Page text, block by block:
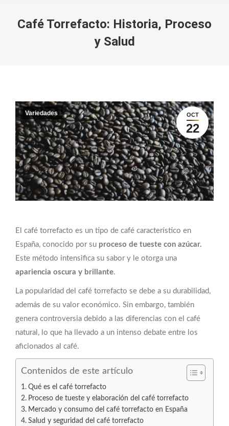
Café Torrefacto: Historia, Proceso
y Salud
OCT
22
Variedades
El café torrefacto es un tipo de café característico en
España, conocido por su proceso de tueste con azúcar.
Este método intensifica su sabor y le otorga una
apariencia oscura y brillante.
La popularidad del café torrefacto se debe a su durabilidad,
además de su valor económico. Sin embargo, también
genera controversia debido a las diferencias con el café
natural, lo que ha llevado a un intenso debate entre los
aficionados al café.
Contenidos de este artículo
Qué es el café torrefacto
Proceso de tueste y elaboración del café torrefacto
Mercado y consumo del café torrefacto en España
Salud y seguridad del café torrefacto